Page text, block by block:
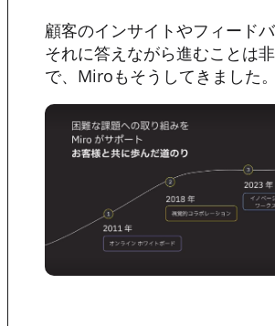
顧客のインサイトやフィード
それに答えながら進むことは
で、Miroもそうしてきました。